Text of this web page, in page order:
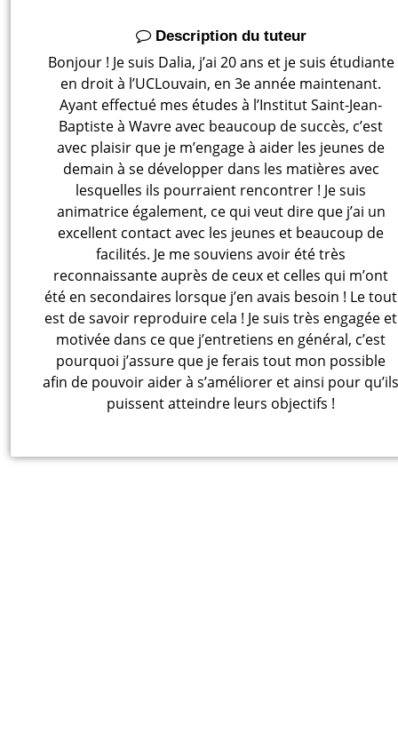
Description du tuteur
Bonjour ! Je suis Dalia, j’ai 20 ans et je suis étudiante
en droit à l’UCLouvain, en 3e année maintenant.
Ayant effectué mes études à l’Institut Saint-Jean-
Baptiste à Wavre avec beaucoup de succès, c’est
avec plaisir que je m’engage à aider les jeunes de
demain à se développer dans les matières avec
lesquelles ils pourraient rencontrer ! Je suis
animatrice également, ce qui veut dire que j’ai un
excellent contact avec les jeunes et beaucoup de
facilités. Je me souviens avoir été très
reconnaissante auprès de ceux et celles qui m’ont
été en secondaires lorsque j’en avais besoin ! Le tout
est de savoir reproduire cela ! Je suis très engagée et
motivée dans ce que j’entretiens en général, c’est
pourquoi j’assure que je ferais tout mon possible
afin de pouvoir aider à s’améliorer et ainsi pour qu’ils
puissent atteindre leurs objectifs !